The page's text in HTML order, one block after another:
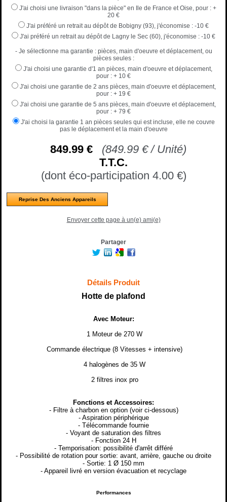
J'ai choisi une livraison "dans la pièce" en Ile de France et Oise, pour :+
20 €
J'ai préféré un retrait au dépôt de Bobigny (93), j'économise : -10 €
J'ai préféré un retrait au dépôt de Lagny le Sec (60), j'économise : -10 €
- Je sélectionne ma garantie : pièces, main d'oeuvre et déplacement, ou
pièces seules :
J'ai choisi une garantie d'1 an pièces, main d'oeuvre et déplacement,
pour : + 10 €
J'ai choisi une garantie de 2 ans pièces, main d'oeuvre et déplacement,
pour : + 19 €
J'ai choisi une garantie de 5 ans pièces, main d'oeuvre et déplacement,
pour : + 79 €
J'ai choisi la garantie 1 an pièces seules qui est incluse, elle ne couvre
pas le déplacement et la main d'oeuvre
(849.99 €/ Unité)
849.99€
T.T.C.
(dont éco-participation 4.00 €)
Reprise Des Anciens Appareils
Envoyer cette page à un(e) ami(e)
Partager
Détails Produit
Hotte de plafond
Avec Moteur:
1 Moteur de 270 W
Commande électrique (8 Vitesses + intensive)
4 halogènes de 35 W
2 filtres inox pro
Fonctions et Accessoires:
- Filtre à charbon en option (voir ci-dessous)
- Aspiration périphérique
- Télécommande fournie
- Voyant de saturation des filtres
- Fonction 24 H
- Temporisation: possibilité d'arrêt différé
- Possibilité de rotation pour sortie: avant, arrière, gauche ou droite
- Sortie: 1 Ø 150 mm
- Appareil livré en version évacuation et recyclage
Performances